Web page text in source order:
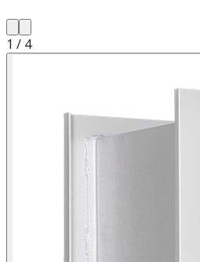
1 / 4